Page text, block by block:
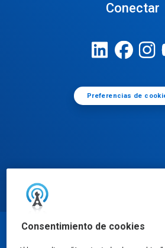
Consentimiento de cookies
Conectar
Preferencias de